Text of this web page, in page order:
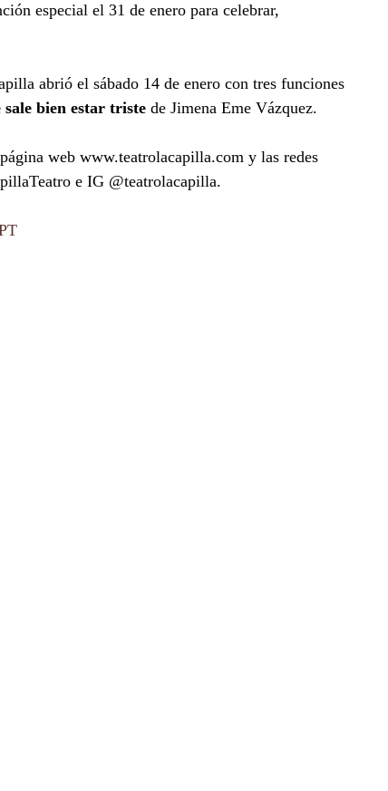
especial el 31 de enero para celebrar,
abrió el sábado 14 de enero con tres funciones
sale bien estar triste de Jimena Eme Vázquez.
e IG @teatrolacapilla.